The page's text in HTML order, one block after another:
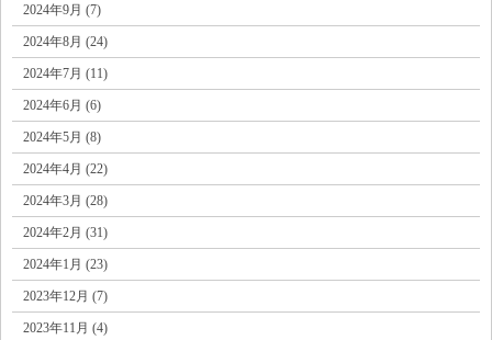
2024年9月 (7)
2024年8月 (24)
2024年7月 (11)
2024年6月 (6)
2024年5月 (8)
2024年4月 (22)
2024年3月 (28)
2024年2月 (31)
2024年1月 (23)
2023年12月 (7)
2023年11月 (4)